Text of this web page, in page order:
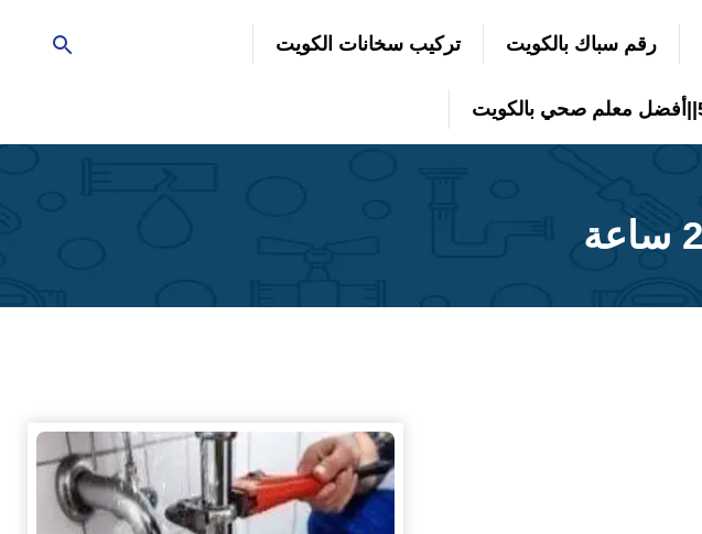
رقم سباك بالكويت تركيب سخانات الكويت